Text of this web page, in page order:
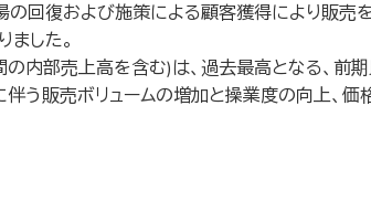
回復および施策による顧客獲得により販売
した。
の内部売上高を含む)は、過去最高となる、
う販売ボリュームの増加と操業度の向上、